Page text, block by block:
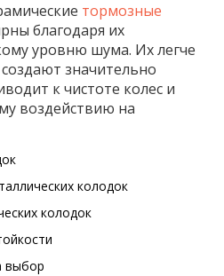
тормозные
благодаря их
уровню шума. Их легче
значительно
к чистоте колес и
воздействию на
колодок
колодок
выбор